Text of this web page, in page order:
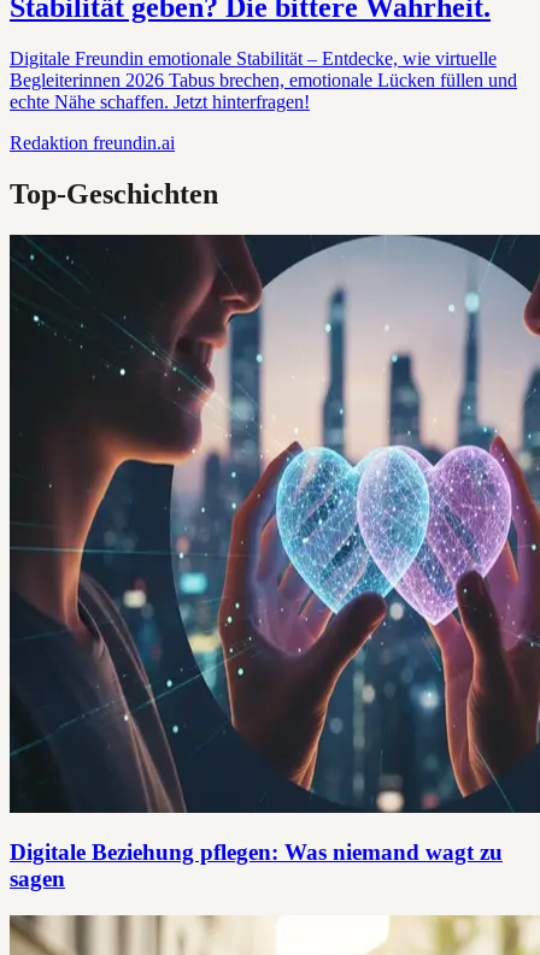
Stabilität geben? Die bittere Wahrheit.
Digitale Freundin emotionale Stabilität – Entdecke, wie virtuelle
Begleiterinnen 2026 Tabus brechen, emotionale Lücken füllen und
echte Nähe schaffen. Jetzt hinterfragen!
Redaktion freundin.ai
Top-Geschichten
Digitale Beziehung pflegen: Was niemand wagt zu
sagen